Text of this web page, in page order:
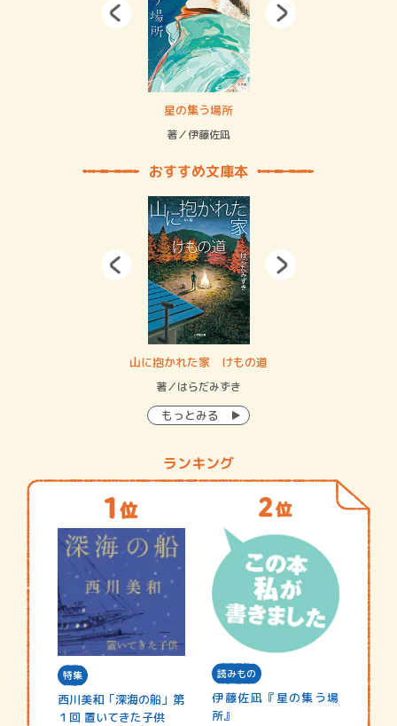
星の集う場所
著／伊藤佐凪
おすすめ文庫本
山に抱かれた家 けもの道
著／はらだみずき
もっとみる
ランキング
特集
西川美和「深海の船」第
１回 置いてきた子供
読みもの
伊藤佐凪『星の集う場
所』